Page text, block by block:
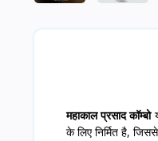
महाकाल प्रसाद कॉम्बो
के लिए निर्मित है,